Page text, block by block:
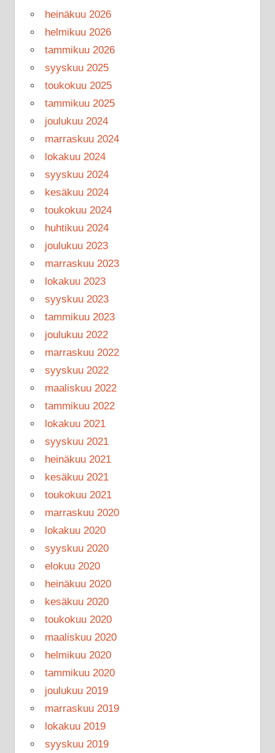
heinäkuu 2026
helmikuu 2026
tammikuu 2026
syyskuu 2025
toukokuu 2025
tammikuu 2025
joulukuu 2024
marraskuu 2024
lokakuu 2024
syyskuu 2024
kesäkuu 2024
toukokuu 2024
huhtikuu 2024
joulukuu 2023
marraskuu 2023
lokakuu 2023
syyskuu 2023
tammikuu 2023
joulukuu 2022
marraskuu 2022
syyskuu 2022
maaliskuu 2022
tammikuu 2022
lokakuu 2021
syyskuu 2021
heinäkuu 2021
kesäkuu 2021
toukokuu 2021
marraskuu 2020
lokakuu 2020
syyskuu 2020
elokuu 2020
heinäkuu 2020
kesäkuu 2020
toukokuu 2020
maaliskuu 2020
helmikuu 2020
tammikuu 2020
joulukuu 2019
marraskuu 2019
lokakuu 2019
syyskuu 2019